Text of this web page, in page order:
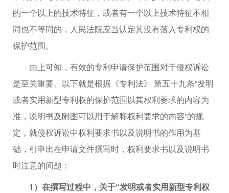
的一个以上的技术特征，或者有一个以上技术特征不相
同也不等同的，人民法院应当认定其没有落入专利权的
保护范围。
由上可知，有效的专利申请保护范围对于侵权诉讼
是至关重要。以下就是根据《专利法》 第五十九条“发明
或者实用新型专利权的保护范围以其权利要求的内容为
准，说明书及附图可以用于解释权利要求的内容”的规
定，就侵权诉讼中权利要求书以及说明书的作用为基
础，引申出在申请文件撰写时，权利要求书以及说明书
时注意的问题：
1）在撰写过程中，关于“发明或者实用新型专利权